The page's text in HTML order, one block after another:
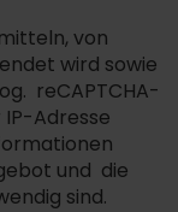
von
wird sowie
reCAPTCHA-
Adresse
und die
sind.